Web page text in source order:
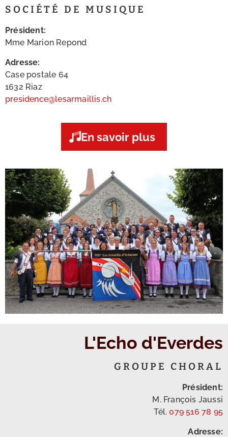
SOCIÉTÉ DE MUSIQUE
Président:
Mme Marion Repond
Adresse:
Case postale 64
1632 Riaz
presidence@lesarmaillis.ch
En savoir plus
L'Echo d'Everdes
GROUPE CHORAL
Président:
M. François Jaussi
Tél.079 516 78 95
Adresse: